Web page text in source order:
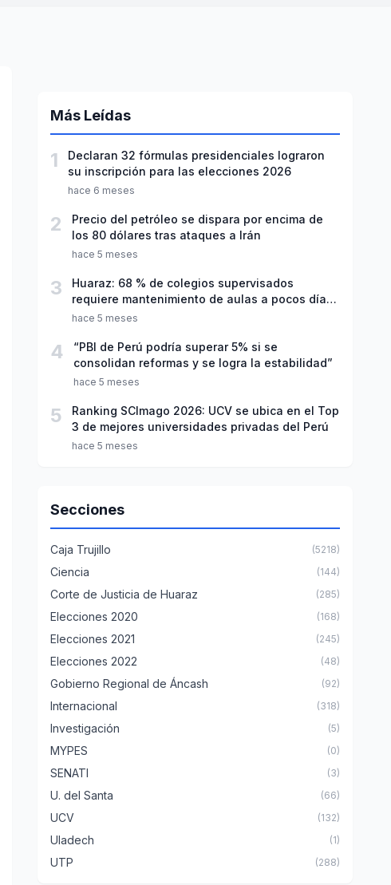
Más Leídas
1
Declaran 32 fórmulas presidenciales lograron
su inscripción para las elecciones 2026
hace 6 meses
2
Precio del petróleo se dispara por encima de
los 80 dólares tras ataques a Irán
hace 5 meses
3
Huaraz: 68 % de colegios supervisados
requiere mantenimiento de aulas a pocos días
de inicio del año escolar 2026
hace 5 meses
4
“PBI de Perú podría superar 5% si se
consolidan reformas y se logra la estabilidad”
hace 5 meses
5
Ranking SCImago 2026: UCV se ubica en el Top
3 de mejores universidades privadas del Perú
hace 5 meses
Secciones
Caja Trujillo (5218)
Ciencia (144)
Corte de Justicia de Huaraz (285)
Elecciones 2020 (168)
Elecciones 2021 (245)
Elecciones 2022 (48)
Gobierno Regional de Áncash (92)
Internacional (318)
Investigación (5)
MYPES (0)
SENATI (3)
U. del Santa (66)
UCV (132)
Uladech (1)
UTP (288)